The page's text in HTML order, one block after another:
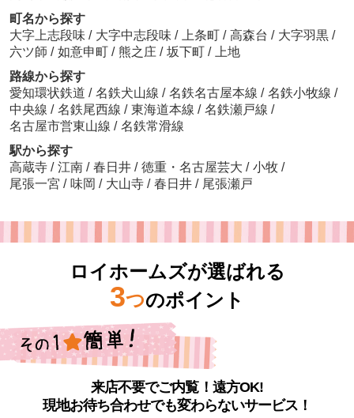
町名から探す
大字上志段味 / 大字中志段味 / 上条町 / 高森台 / 大字羽黒 /
六ツ師 / 如意申町 / 熊之庄 / 坂下町 /
上地
路線から探す
愛知環状鉄道 / 名鉄犬山線 / 名鉄名古屋本線 / 名鉄小牧線 /
中央線 / 名鉄尾西線 / 東海道本線 / 名鉄瀬戸線 /
名古屋市営東山線 / 名鉄常滑線
駅から探す
高蔵寺 / 江南 / 春日井 / 徳重・名古屋芸大 / 小牧 /
尾張一宮 / 味岡 / 大山寺 / 春日井 / 尾張瀬戸
ロイホームズが選ばれる
3つのポイント
来店不要でご内覧！遠方OK!
現地お待ち合わせでも変わらないサービス！